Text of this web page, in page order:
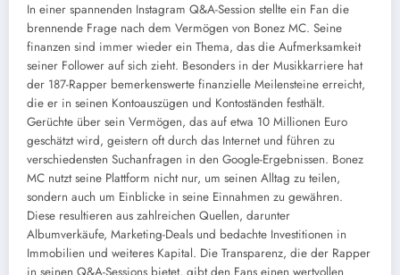
In einer spannenden Instagram Q&A-Session stellte ein Fan die
brennende Frage nach dem Vermögen von Bonez MC. Seine
finanzen sind immer wieder ein Thema, das die Aufmerksamkeit
seiner Follower auf sich zieht. Besonders in der Musikkarriere hat
der 187-Rapper bemerkenswerte finanzielle Meilensteine erreicht,
die er in seinen Kontoauszügen und Kontoständen festhält.
Gerüchte über sein Vermögen, das auf etwa 10 Millionen Euro
geschätzt wird, geistern oft durch das Internet und führen zu
verschiedensten Suchanfragen in den Google-Ergebnissen. Bonez
MC nutzt seine Plattform nicht nur, um seinen Alltag zu teilen,
sondern auch um Einblicke in seine Einnahmen zu gewähren.
Diese resultieren aus zahlreichen Quellen, darunter
Albumverkäufe, Marketing-Deals und bedachte Investitionen in
Immobilien und weiteres Kapital. Die Transparenz, die der Rapper